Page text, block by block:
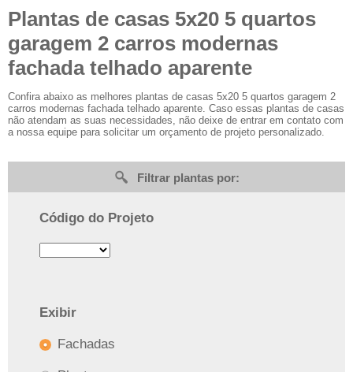
Plantas de casas 5x20 5 quartos
garagem 2 carros modernas
fachada telhado aparente
Confira abaixo as melhores plantas de casas 5x20 5 quartos garagem 2
carros modernas fachada telhado aparente. Caso essas plantas de casas
não atendam as suas necessidades, não deixe de entrar em contato com
a nossa equipe para solicitar um orçamento de projeto personalizado.
Filtrar plantas por:
Código do Projeto
Exibir
Fachadas